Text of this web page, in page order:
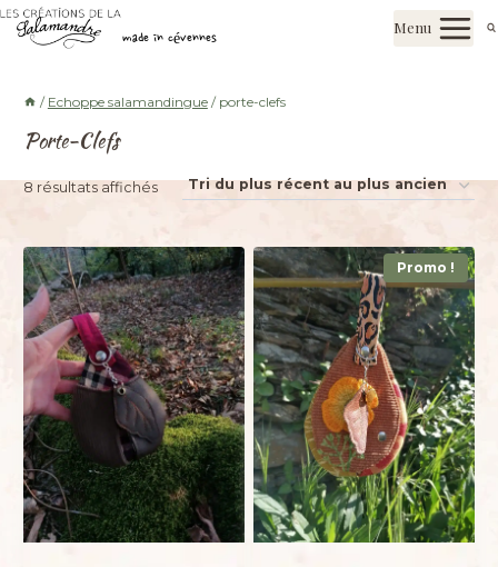
Aller
au
made in cévennes
Menu
/ Echoppe salamandingue / porte-clefs
Porte-Clefs
8 résultats affichésTrié
plus
récent
au
plus
ancien
Promo !